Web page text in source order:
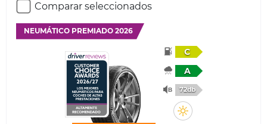
Comparar seleccionados
NEUMÁTICO PREMIADO 2026
C
A
72db